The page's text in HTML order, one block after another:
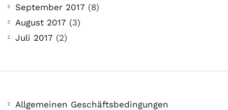
September 2017 (8)
August 2017 (3)
Juli 2017 (2)
Allgemeinen Geschäftsbedingungen